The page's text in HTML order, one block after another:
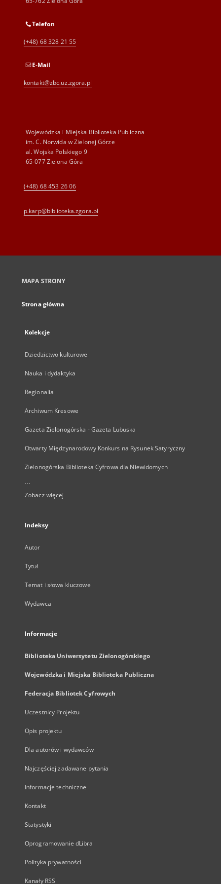
Telefon
(+48) 68 328 21 55
E-Mail
kontakt@zbc.uz.zgora.pl
Wojewódzka i Miejska Biblioteka Publiczna
im. C. Norwida w Zielonej Górze
al. Wojska Polskiego 9
65-077 Zielona Góra
(+48) 68 453 26 06
p.karp@biblioteka.zgora.pl
MAPA STRONY
Strona główna
Kolekcje
Dziedzictwo kulturowe
Nauka i dydaktyka
Regionalia
Archiwum Kresowe
Gazeta Zielonogórska - Gazeta Lubuska
Otwarty Międzynarodowy Konkurs na Rysunek Satyryczny
Zielonogórska Biblioteka Cyfrowa dla Niewidomych
...
Zobacz więcej
Indeksy
Autor
Tytuł
Temat i słowa kluczowe
Wydawca
Informacje
Biblioteka Uniwersytetu Zielonogórskiego
Wojewódzka i Miejska Biblioteka Publiczna
Federacja Bibliotek Cyfrowych
Uczestnicy Projektu
Opis projektu
Dla autorów i wydawców
Najczęściej zadawane pytania
Informacje techniczne
Kontakt
Statystyki
Oprogramowanie dLibra
Polityka prywatności
Kanały RSS